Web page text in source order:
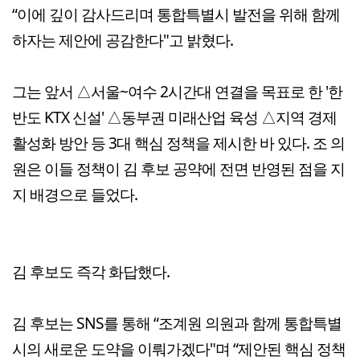
“이에 깊이 감사드리며 통합특별시 발전을 위해 함께
하자는 제안에 공감한다"고 밝혔다.
그는 앞서 △서울~여수 2시간대 연결을 목표로 한 '한
반도 KTX 신설' △동부권 미래산업 육성 △지역 경제
활성화 방안 등 3대 핵심 정책을 제시한 바 있다. 조 의
원은 이들 정책이 김 후보 공약에 전면 반영된 점을 지
지 배경으로 들었다.
김 후보도 즉각 화답했다.
김 후보는 SNS를 통해 “조계원 의원과 함께 통합특별
시의 새로운 도약을 이뤄가겠다"며 “제안된 핵심 정책